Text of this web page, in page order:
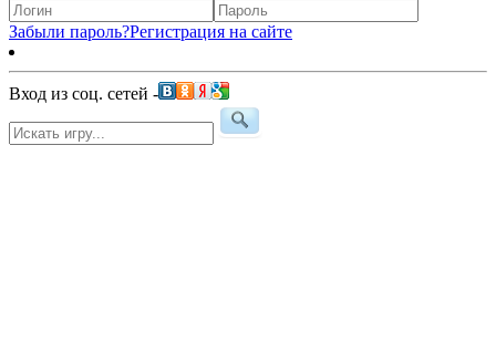
Забыли пароль?Регистрация на сайте
Вход из соц. сетей -